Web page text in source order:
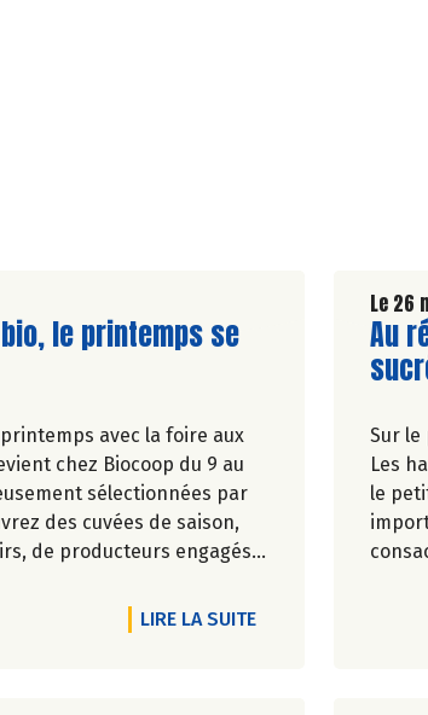
ANS AVEC NOUS !
l'article
le printemps se
avec la foire aux
chez Biocoop du 9 au
sélectionnées par
des cuvées de saison,
de producteurs engagés
LIRE LA SUITEDE L'ARTICLE
Le 26
Lire
Au
Sur le
Les
le